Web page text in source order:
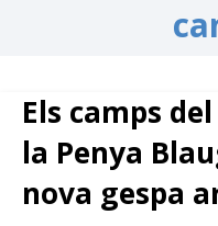
Els camps
la Penya
nova gespa